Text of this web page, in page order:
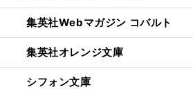
集英社Webマガジン コバルト
集英社オレンジ文庫
シフォン文庫